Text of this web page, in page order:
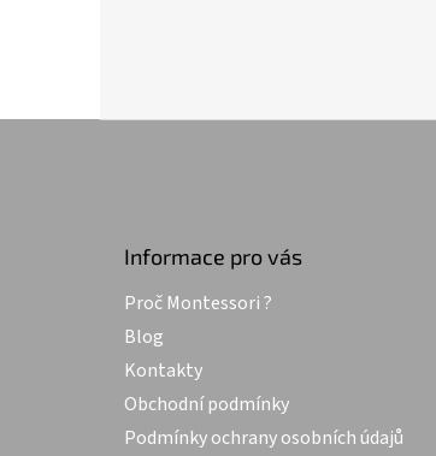
Informace pro vás
Proč Montessori ?
Blog
Kontakty
Obchodní podmínky
Podmínky ochrany osobních údajů